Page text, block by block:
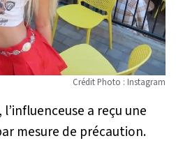
Crédit Photo : Instagram
a reçu une
mesure de précaution.